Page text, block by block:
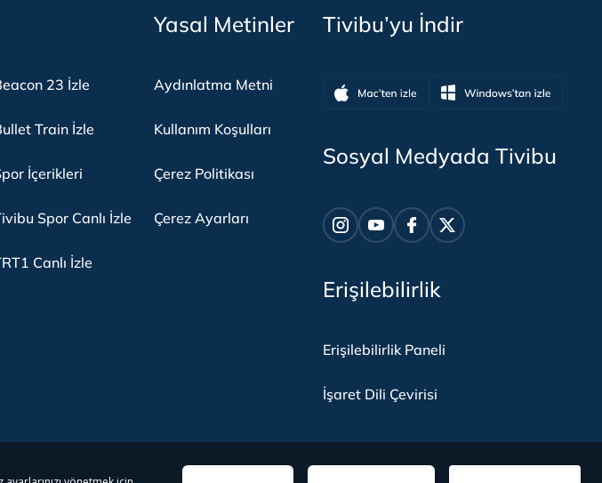
23 İzle
Train İzle
İçerikleri
Spor Canlı İzle
Canlı İzle
Yasal Metinler
Aydınlatma Metni
Kullanım Koşulları
Çerez Politikası
Çerez Ayarları
Tivibu’yu İndir
Sosyal Medyada Tivibu
Erişilebilirlik
Erişilebilirlik Paneli
İşaret Dili Çevirisi